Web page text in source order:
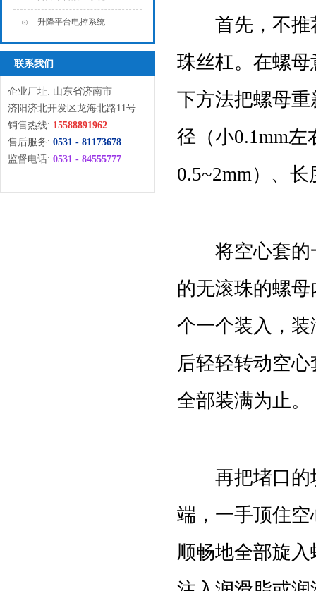
升降平台电控系统
联系我们
企业厂址: 山东省济南市
济阳济北开发区龙海北路11号
销售热线: 15588891962
售后服务: 0531 - 81173678
监督电话: 0531 - 84555777
首先，不推荐
珠丝杠。在螺
下方法把螺母
径（小0.1mm
0.5~2mm）、
将空心套的一
的无滚珠的螺
个一个装入，
后轻轻转动空
全部装满为止。
再把堵口的填
端，一手顶住
顺畅地全部旋